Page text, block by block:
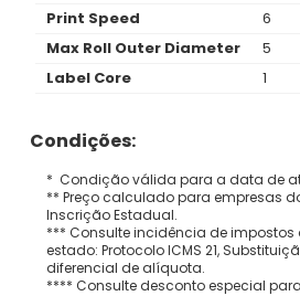
Print Speed
6
Max Roll Outer Diameter
5
Label Core
1
Condições:
* Condição válida para a data de
** Preço calculado para empresas
Inscrição Estadual.
*** Consulte incidência de
estado: Protocolo ICMS 21,
diferencial de alíquota.
**** Consulte desconto especial